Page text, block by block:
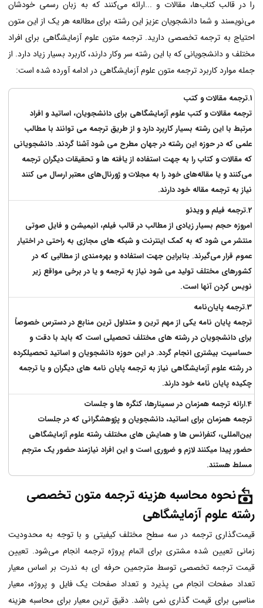
را در قالب کتاب‌ها، مقالات و ...ارائه می‌کنند که به زبان رسمی خودشان
می‌نویسند و شما دانشجویان عزیز این رشته برای مطالعه هر یک از این متون
احتیاج به ترجمه تخصصی دارید. ترجمه متون علوم آزمایشگاهی برای افراد
مختلف و دانشجویانی که با این رشته سر وکار دارند، کاربرد بسیار زیاد دارد. از
جمله موارد کاربرد ترجمه متون علوم آزمایشگاهی در ادامه آورده شده است:
1.ترجمه مقالات و کتب
ترجمه مقالات و کتب علوم آزمایشگاهی برای دانشجویان، اساتید و افراد
مرتبط با این رشته بسیار کاربرد دارد و از طریق ترجمه می توانند با مطالب
علمی که در حوزه این رشته در جهان مطرح می شود آشنا گردند. دانشجویانی
که مقالات و کتاب را به جهت استفاده از یافته ها و تحقیقات دیگران ترجمه
می‌کنند و یا مقاله‌های خود را به مجلات و ژورنال‌های معتبر ارسال می کنند
نیاز به ترجمه مقاله خود دارند.
2.ترجمه فیلم و ویدئو
امروزه حجم بسیار زیادی از مطالب در قالب فیلم، انیمیشن و فایل صوتی
منتشر می شود که به کمک اینترنت و شبکه های مجازی به راحتی در اختیار
عموم قرار می‌گیرند. بنابراین جهت استفاده و بهره‌مندی از مطالبی که در
کشورهای مختلف تولید می شود نیاز به ترجمه و یا در برخی مواقع زیر
نویس کردن آنها است.
3.ترجمه پایان‌نامه
ترجمه پایان نامه یکی از مهم ترین و متداول ترین منابع در دسترس خصوصاً
برای دانشجویان در رشته های مختلف تحصیلی است که باید با دقت و
حساسیت بیشتری انجام گردد. در این حوزه دانشجویان و اساتید تحصیلکرده
در رشته علوم آزمایشگاهی نیاز به ترجمه پایان نامه های دیگران و یا ترجمه
چکیده پایان نامه خود دارند.
4.ارائه ترجمه همزمان در سمینارها، کنگره‌ ها و جلسات
ترجمه همزمان برای اساتید، دانشجویان و پژوهشگرانی که در جلسات
بین‌المللی، کنفرانس ها و همایش های مختلف رشته علوم آزمایشگاهی
حضور پیدا میکنند لازم و ضروری است و این افراد نیازمند حضور یک مترجم
مسلط هستند.
نحوه محاسبه هزینه ترجمه متون تخصصی
رشته علوم آزمایشگاهی
قیمت‌گذاری ترجمه در سه سطح مختلف کیفیتی و با توجه به محدودیت
زمانی تعیین شده مشتری برای اتمام پروژه ترجمه انجام می‌شود. تعیین
قیمت ترجمه تخصصی توسط مترجمین حرفه ای به ندرت بر اساس معیار
تعداد صفحات انجام می پذیرد و تعداد صفحات یک فایل و پروژه، معیار
مناسبی برای قیمت گذاری نمی باشد. دقیق ترین معیار برای محاسبه هزینه